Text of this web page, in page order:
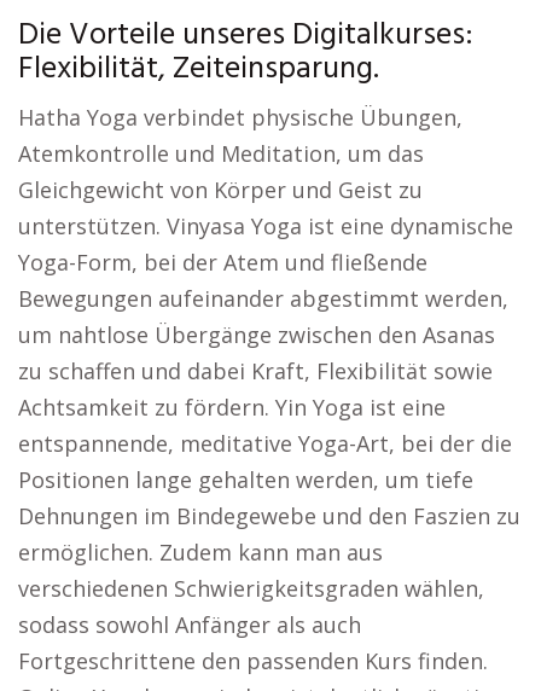
Die Vorteile unseres Digitalkurses:
Flexibilität, Zeiteinsparung.
Hatha Yoga verbindet physische Übungen,
Atemkontrolle und Meditation, um das
Gleichgewicht von Körper und Geist zu
unterstützen. Vinyasa Yoga ist eine dynamische
Yoga-Form, bei der Atem und fließende
Bewegungen aufeinander abgestimmt werden,
um nahtlose Übergänge zwischen den Asanas
zu schaffen und dabei Kraft, Flexibilität sowie
Achtsamkeit zu fördern. Yin Yoga ist eine
entspannende, meditative Yoga-Art, bei der die
Positionen lange gehalten werden, um tiefe
Dehnungen im Bindegewebe und den Faszien zu
ermöglichen. Zudem kann man aus
verschiedenen Schwierigkeitsgraden wählen,
sodass sowohl Anfänger als auch
Fortgeschrittene den passenden Kurs finden.